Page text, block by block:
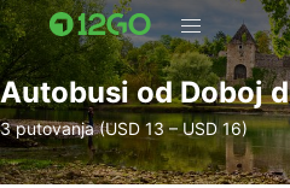
Autobusi od Doboj
3 putovanja (USD 13 – USD 16)